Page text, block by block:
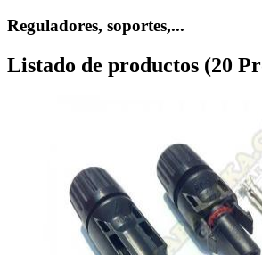
Reguladores, soportes,...
Listado de productos (20